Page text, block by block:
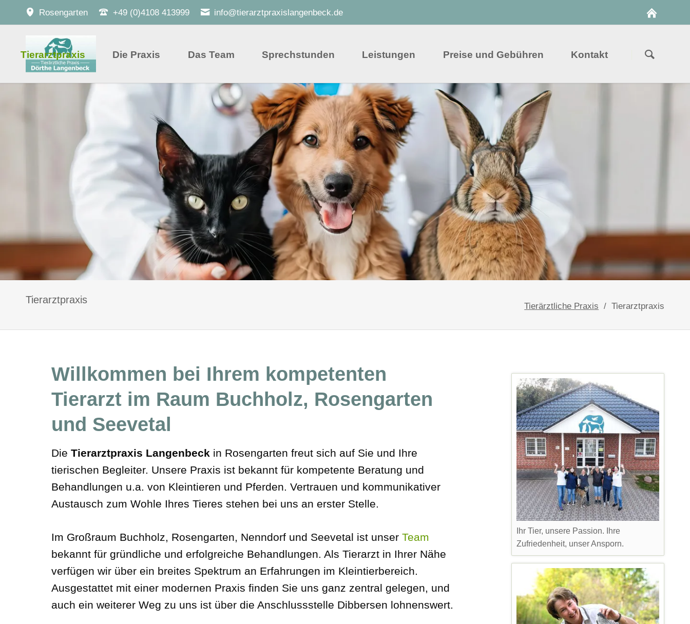
Rosengarten +49 (0)4108 413999 info@tierarztpraxislangenbeck.de
Tierarztpraxis Die Praxis Das Team Sprechstunden
Offene Sprechstunde
Kaninchensprechstunde
Senioren-/Geriatriesprechstunde
Welpenschnupperbesuch
Leistungen
Akupunktur
Arthrose-Behandlung mit DualVis
Labor
Röntgen
Operationen
Spezielle Sehnenbehandlung mit TendoPlus
Ultraschall
Zahngesundheit - jetzt neu mit Zahnröntgen!
Zahnbehandlungen bei Heimtieren
Preise und Gebühren Kontakt
Tierarztpraxis
Tierärztliche Praxis Tierarztpraxis
Willkommen bei Ihrem kompetenten
Tierarzt im Raum Buchholz, Rosengarten
und Seevetal
Die Tierarztpraxis Langenbeck in Rosengarten freut sich auf Sie und Ihre
tierischen Begleiter. Unsere Praxis ist bekannt für kompetente Beratung und
Behandlungen u.a. von Kleintieren und Pferden. Vertrauen und kommunikativer
Austausch zum Wohle Ihres Tieres stehen bei uns an erster Stelle.
Im Großraum Buchholz, Rosengarten, Nenndorf und Seevetal ist unser Team
bekannt für gründliche und erfolgreiche Behandlungen. Als Tierarzt in Ihrer Nähe
verfügen wir über ein breites Spektrum an Erfahrungen im Kleintierbereich.
Ausgestattet mit einer modernen Praxis finden Sie uns ganz zentral gelegen, und
auch ein weiterer Weg zu uns ist über die Anschlussstelle Dibbersen lohnenswert.
Ihr Tier, unsere Passion. Ihre
Zufriedenheit, unser Ansporn.